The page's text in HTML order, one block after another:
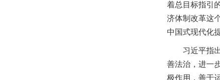
着总目标指引
济体制改革这
中国式现代化
习近平指
善法治，进一
极作用，善于